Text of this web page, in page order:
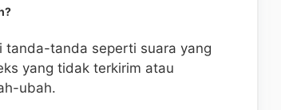
tanda-tanda seperti suara yang
yang tidak terkirim atau
ubah.